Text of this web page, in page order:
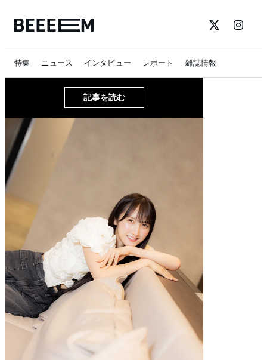
特集 ニュース インタビュー レポート 雑誌情報
記事を読む